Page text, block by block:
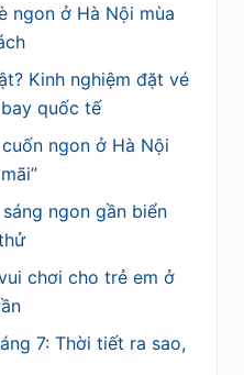
ngon ở Hà Nội mùa
Kinh nghiệm đặt vé
quốc tế
ngon ở Hà Nội
ngon gần biển
chơi cho trẻ em ở
7: Thời tiết ra sao,